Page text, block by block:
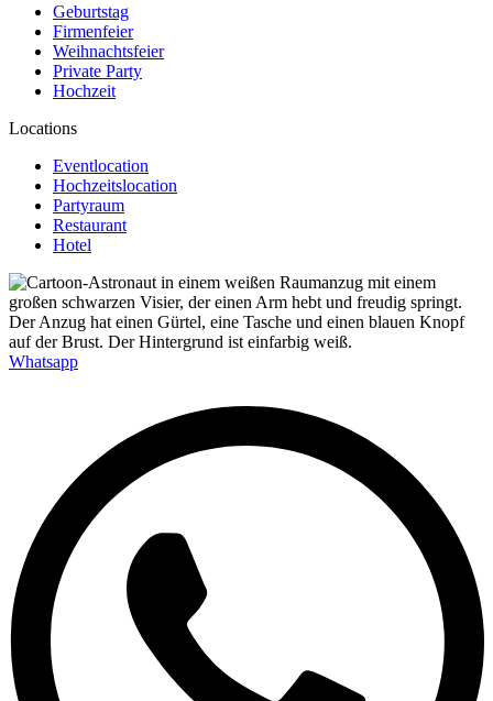
Geburtstag
Firmenfeier
Weihnachtsfeier
Private Party
Hochzeit
Locations
Eventlocation
Hochzeitslocation
Partyraum
Restaurant
Hotel
Whatsapp